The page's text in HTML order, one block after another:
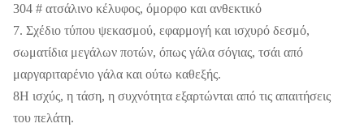
304 # ατσάλινο κέλυφος, όμορφο και ανθεκτικό
7. Σχέδιο τύπου ψεκασμού, εφαρμογή και ισχυρό δεσμό,
σωματίδια μεγάλων ποτών, όπως γάλα σόγιας, τσάι από
μαργαριταρένιο γάλα και ούτω καθεξής.
8Η ισχύς, η τάση, η συχνότητα εξαρτώνται από τις απαιτήσεις
του πελάτη.